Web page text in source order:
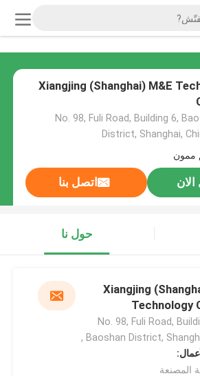
Xiangjing (Shanghai) M&E
No. 98, Fuli Road, Building 6,
District, Shanghai,
ممون
اتصل بنا
حول نا
Xiangjing
Technology
No. 98, Fuli Road,
Baoshan District,
المصنعة